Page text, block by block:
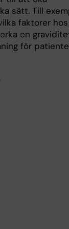
sätt. Till
faktorer hos
en
för